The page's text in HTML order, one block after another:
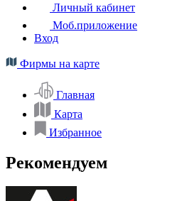
Личный кабинет
Моб.приложение
Вход
Фирмы на карте
Главная
Карта
Избранное
Рекомендуем